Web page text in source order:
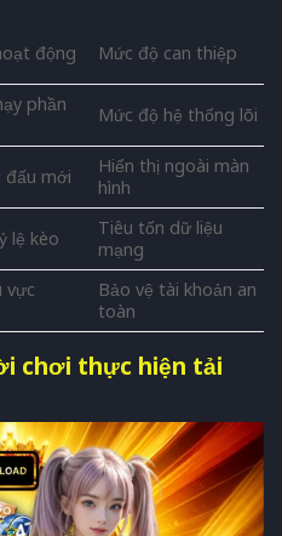
động Mức độ can thiệp
phần
Mức độ hệ thống lõi
đấu mới Hiển thị ngoài màn
hình
lệ kèo Tiêu tốn dữ liệu
mạng
vực Bảo vệ tài khoản an
toàn
chơi thực hiện tải